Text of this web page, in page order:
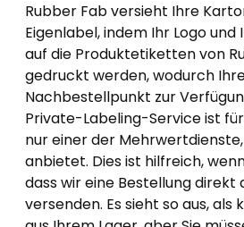
Rubber Fab versieht Ihre
Eigenlabel, indem Ihr Logo
auf die Produktetiketten von
gedruckt werden, wodurch
Nachbestellpunkt zur
Private-Labeling-Service ist
nur einer der
anbietet. Dies ist hilfreich,
dass wir eine Bestellung direkt
versenden. Es sieht so aus, als